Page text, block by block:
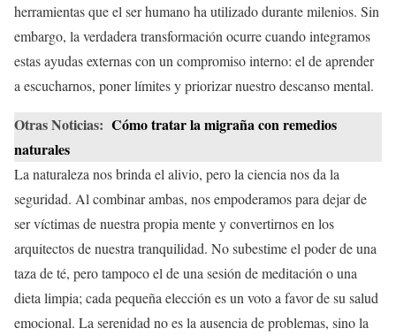
herramientas que el ser humano ha utilizado durante milenios. Sin
embargo, la verdadera transformación ocurre cuando integramos
estas ayudas externas con un compromiso interno: el de aprender
a escucharnos, poner límites y priorizar nuestro descanso mental.
Otras Noticias: Cómo tratar la migraña con remedios
naturales
La naturaleza nos brinda el alivio, pero la ciencia nos da la
seguridad. Al combinar ambas, nos empoderamos para dejar de
ser víctimas de nuestra propia mente y convertirnos en los
arquitectos de nuestra tranquilidad. No subestime el poder de una
taza de té, pero tampoco el de una sesión de meditación o una
dieta limpia; cada pequeña elección es un voto a favor de su salud
emocional. La serenidad no es la ausencia de problemas, sino la